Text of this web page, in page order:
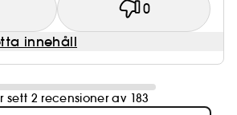
0
innehåll
sett 2 recensioner av 183